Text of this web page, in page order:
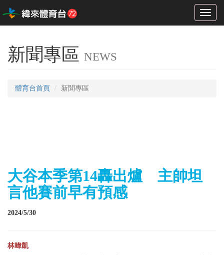
Toggle
新聞專區 NEWS
體育台首頁 新聞專區
大谷本季第14轟出爐 主帥坦
言他賽前早有預感
2024/5/30
林暐凱